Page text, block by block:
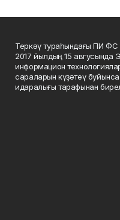
Теркәү тураһындағы ПИ ФС
2017 йылдың 15 авгусында
информацион
сараларын күҙәтеү
идаралығы тарафынан